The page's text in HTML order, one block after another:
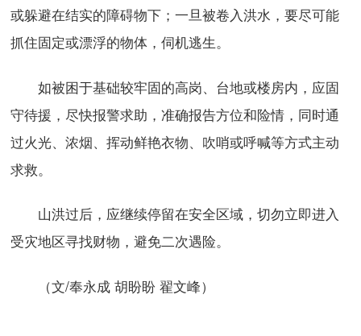
或躲避在结实的障碍物下；一旦被卷入洪水，要尽可能
抓住固定或漂浮的物体，伺机逃生。
如被困于基础较牢固的高岗、台地或楼房内，应固
守待援，尽快报警求助，准确报告方位和险情，同时通
过火光、浓烟、挥动鲜艳衣物、吹哨或呼喊等方式主动
求救。
山洪过后，应继续停留在安全区域，切勿立即进入
受灾地区寻找财物，避免二次遇险。
（文/奉永成 胡盼盼 翟文峰）